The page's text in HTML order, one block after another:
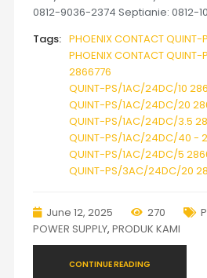
0812-9036-2374 Septianie: 0812-
Tags: PHOENIX CONTACT
PHOENIX CONTACT
2866776
QUINT-PS/1AC/24DC/10
QUINT-PS/1AC/24DC/20
QUINT-PS/1AC/24DC/3.5
QUINT-PS/1AC/24DC/40 -
QUINT-PS/1AC/24DC/5
QUINT-PS/3AC/24DC/20
June 12, 2025 270
POWER SUPPLY, PRODUK KAMI
CONTINUE READING